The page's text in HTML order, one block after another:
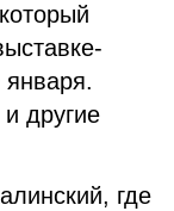
другие
где